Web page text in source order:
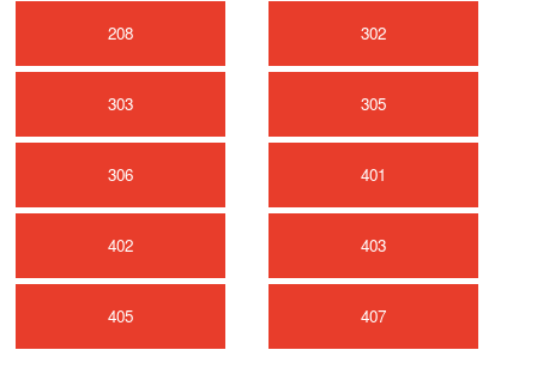
208 302
303 305
306 401
402 403
405 407